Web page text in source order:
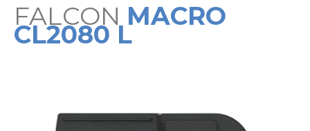
FALCON MACRO
CL2080 L